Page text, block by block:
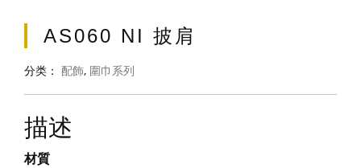
AS060 NI 披肩
分类： 配飾, 圍巾系列
描述
材質